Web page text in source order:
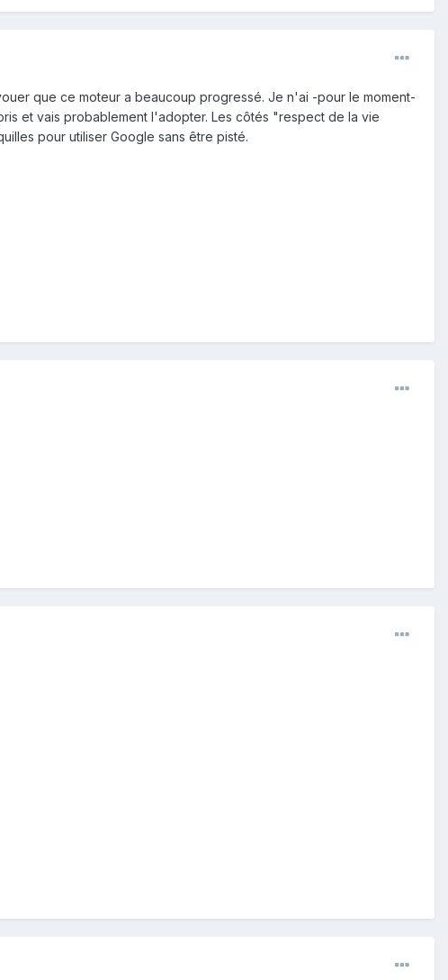
que ce moteur a beaucoup progressé. Je n'ai -pour le moment-
et vais probablement l'adopter. Les côtés "respect de la vie
pour utiliser Google sans être pisté.